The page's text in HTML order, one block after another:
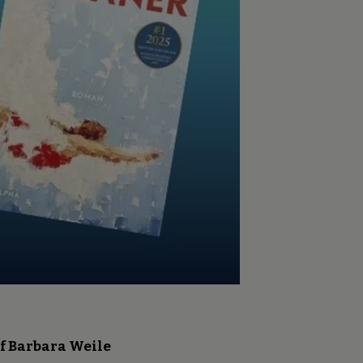
Barbara Weile